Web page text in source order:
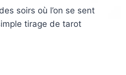
soirs où l’on se sent
tirage de tarot